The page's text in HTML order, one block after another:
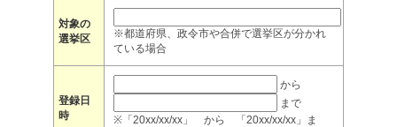
対象の
選挙区
※都道府県、政令市や合併で選挙区が分かれ
ている場合
登録日
時
から
まで
※「20xx/xx/xx」 から 「20xx/xx/xx」ま